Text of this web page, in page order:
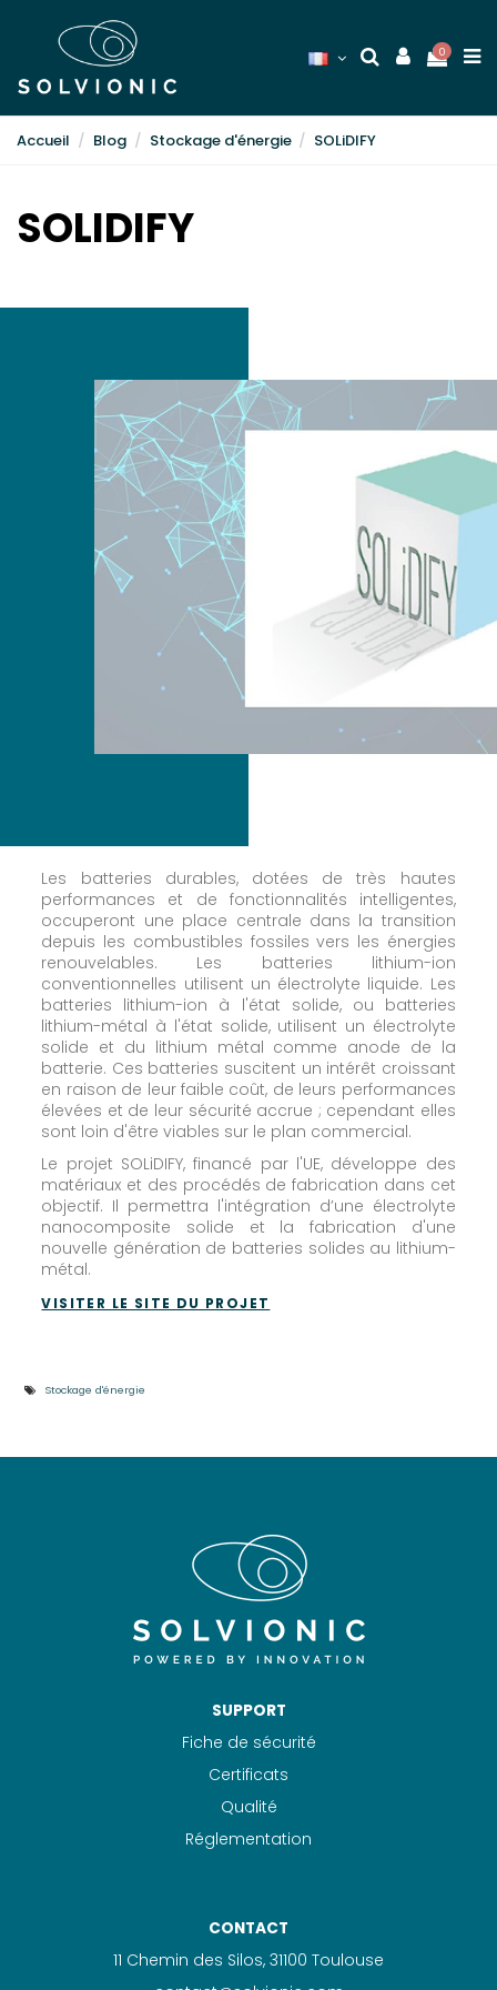
0
Accueil Blog Stockage d'énergie SOLiDIFY
SOLIDIFY
Les batteries durables, dotées de très hautes
performances et de fonctionnalités intelligentes,
occuperont une place centrale dans la transition
depuis les combustibles fossiles vers les énergies
renouvelables. Les batteries lithium-ion
conventionnelles utilisent un électrolyte liquide. Les
batteries lithium-ion à l'état solide, ou batteries
lithium-métal à l'état solide, utilisent un électrolyte
solide et du lithium métal comme anode de la
batterie. Ces batteries suscitent un intérêt croissant
en raison de leur faible coût, de leurs performances
élevées et de leur sécurité accrue ; cependant elles
sont loin d'être viables sur le plan commercial.
Le projet SOLiDIFY, financé par l'UE, développe des
matériaux et des procédés de fabrication dans cet
objectif. Il permettra l'intégration d’une électrolyte
nanocomposite solide et la fabrication d'une
nouvelle génération de batteries solides au lithium-
métal.
VISITER LE SITE DU PROJET
Stockage d'énergie
SUPPORT
Fiche de sécurité
Certificats
Qualité
Réglementation
CONTACT
11 Chemin des Silos, 31100 Toulouse